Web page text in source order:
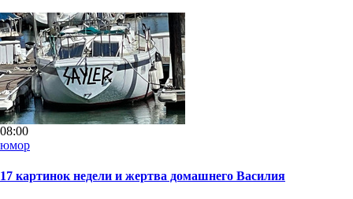
08:00
юмор
17 картинок недели и жертва домашнего Василия